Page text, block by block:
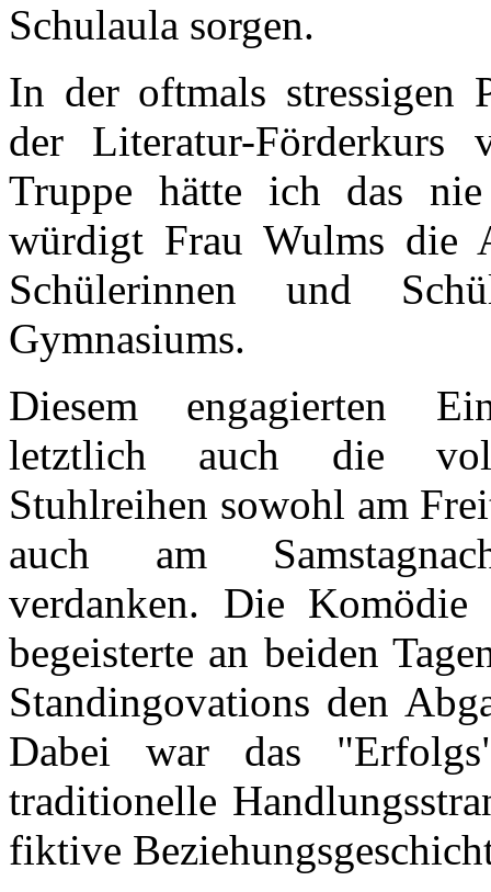
Schulaula sorgen.
In der oftmals stressigen
der Literatur-
Truppe hätte ich das
würdigt Frau Wulms die
Schülerinnen und
Gymnasiums.
Diesem engagierten
letztlich auch die
Stuhlreihen sowohl am
auch am
verdanken. Die Komödie
begeisterte an beiden
Standingovations den
Dabei war das
traditionelle
fiktive